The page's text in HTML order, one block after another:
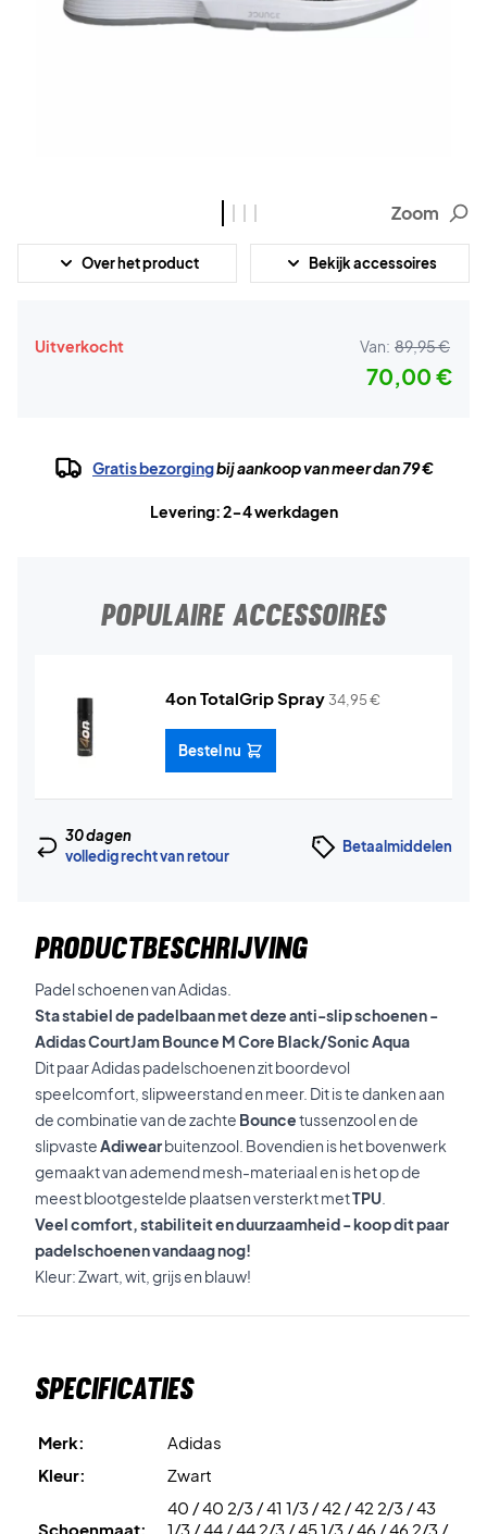
Zoom
Over het product Bekijk accessoires
Uitverkocht Van: 89,95 €
70,00 €
Gratis bezorgingbij aankoop van meer dan 79 €
Levering: 2-4 werkdagen
POPULAIRE ACCESSOIRES
4on TotalGrip Spray 34,95€
Bestel nu
30 dagen
volledig recht van retour
Betaalmiddelen
PRODUCTBESCHRIJVING
Padel schoenen van Adidas.
Sta stabiel de padelbaan met deze anti-slip schoenen -
Adidas CourtJam Bounce M Core Black/Sonic Aqua
Dit paar Adidas padelschoenen zit boordevol
speelcomfort, slipweerstand en meer. Dit is te danken aan
de combinatie van de zachte Bouncetussenzool en de
slipvasteAdiwearbuitenzool. Bovendien is het bovenwerk
gemaakt van ademend mesh-materiaal en is het op de
meest blootgestelde plaatsen versterkt metTPU
Veel comfort, stabiliteit en duurzaamheid - koop dit paar
padelschoenen vandaag nog!
Kleur: Zwart, wit, grijs en blauw!
Specificaties
Merk:
Adidas
Kleur:
Zwart
Schoenmaat:
40 / 40 2/3 / 41 1/3 / 42 / 42 2/3 / 43
1/3 / 44 / 44 2/3 / 45 1/3 / 46 / 46 2/3 /